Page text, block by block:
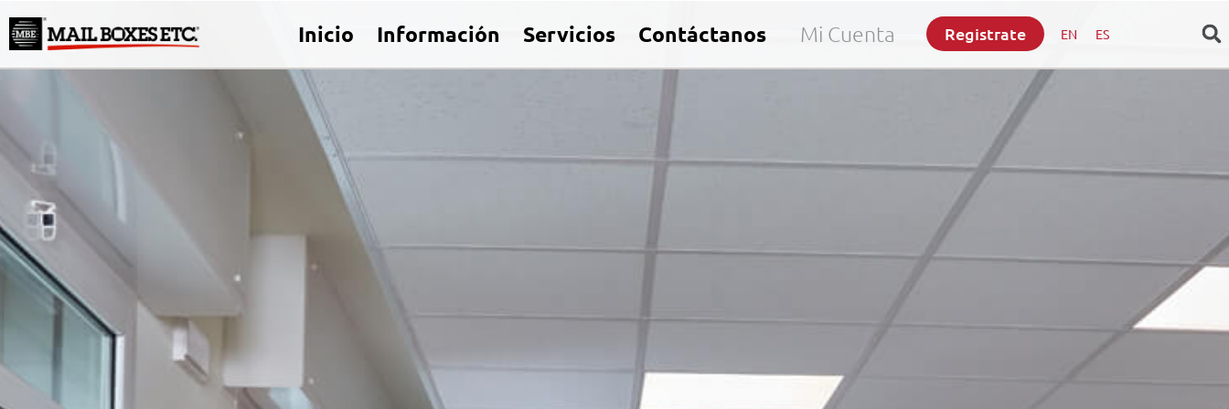
Inicio Información Servicios Contáctanos Mi Cuenta Registrate EN ES